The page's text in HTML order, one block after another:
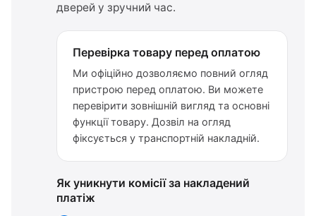
дверей у зручний час.
Перевірка товару перед оплатою
Ми офіційно дозволяємо повний огляд
пристрою перед оплатою. Ви можете
перевірити зовнішній вигляд та основні
функції товару. Дозвіл на огляд
фіксується у транспортній накладній.
Як уникнути комісії за накладений
платіж